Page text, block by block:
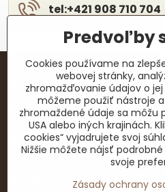
tel:+421 908 710 704
KONTAKTY
Facebook
Dôležité dokumenty
Zaujímavé odkazy
Predvoľby
Cookies používame na
webovej stránky,
zhromažďovanie údajov o
môžeme použiť nástroje
zhromaždené údaje sa môžu
USA alebo iných krajinách.
cookies“ vyjadrujete svoj
Nižšie môžete nájsť
svoje
Zásady ochrany